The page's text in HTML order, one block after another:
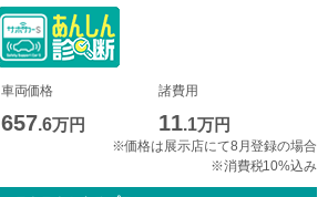
車両価格
657.6万円
諸費用
11.1万円
※価格は展示店にて8月登録の場合
※消費税10%込み